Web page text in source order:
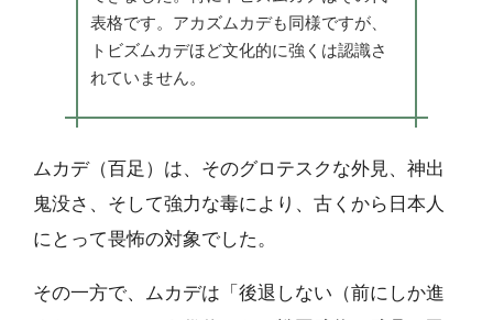
表格です。アカズムカデも同様ですが、
トビズムカデほど文化的に強くは認識さ
れていません。
ムカデ（百足）は、そのグロテスクな外見、神出
鬼没さ、そして強力な毒により、古くから日本人
にとって畏怖の対象でした。
その一方で、ムカデは「後退しない（前にしか進